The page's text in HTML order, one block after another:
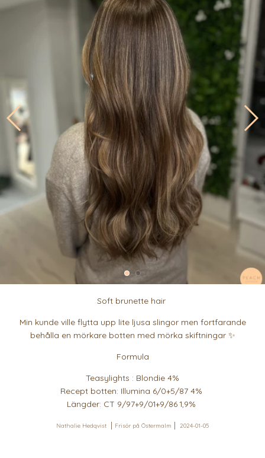
Soft brunette hair
Min kunde ville flytta upp lite ljusa slingor men fortfarande
behålla en mörkare botten med mörka skiftningar ✨
Formula
Teasylights : Blondie 4%
Recept botten: Illumina 6/0+5/87 4%
Längder: CT 9/97+9/01+9/86 1,9%
Nathalie Hedqvist Frisör på Östermalm 2024-01-05